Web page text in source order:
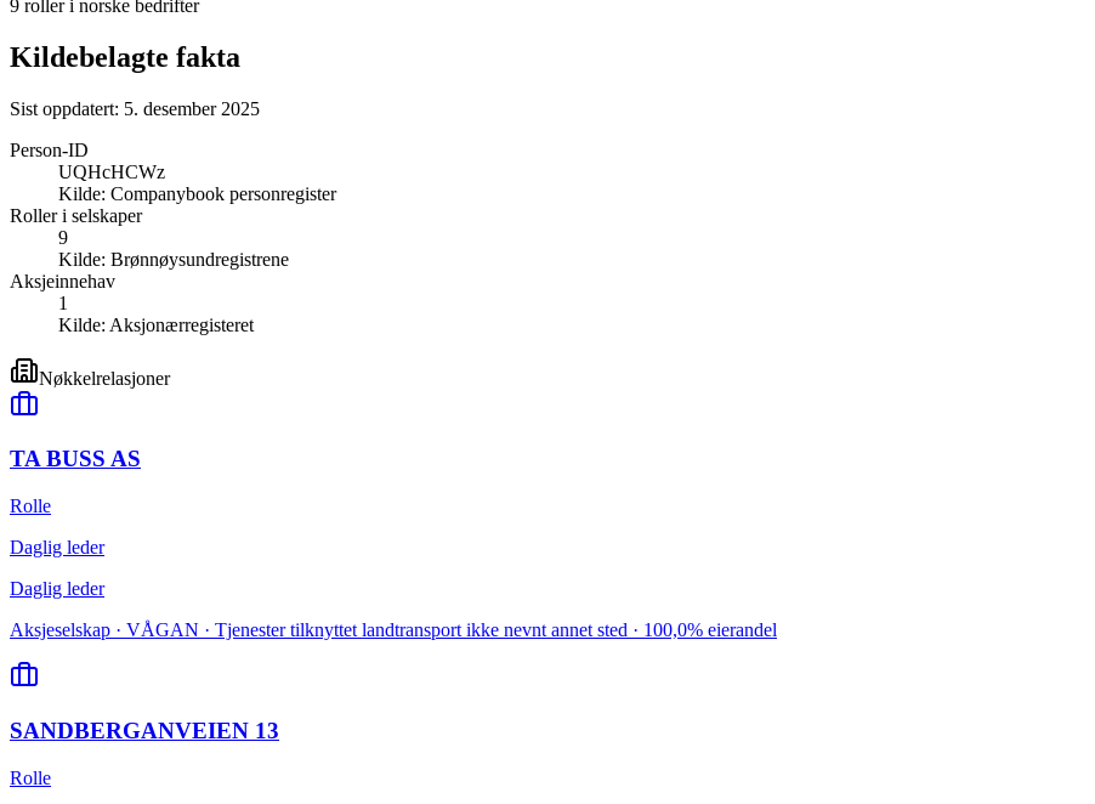
9 roller i norske bedrifter
Kildebelagte fakta
Sist oppdatert: 5. desember 2025
Person-ID
UQHcHCWz
Kilde: Companybook personregister
Roller i selskaper
9
Kilde: Brønnøysundregistrene
Aksjeinnehav
1
Kilde: Aksjonærregisteret
Nøkkelrelasjoner
TA BUSS AS
Rolle
Daglig leder
Daglig leder
Aksjeselskap · VÅGAN · Tjenester tilknyttet landtransport ikke nevnt annet sted · 100,0% eierandel
SANDBERGANVEIEN 13
Rolle